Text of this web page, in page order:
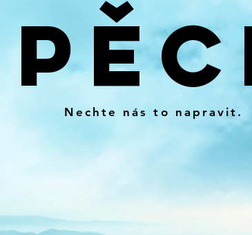
Nechte nás to napravit.